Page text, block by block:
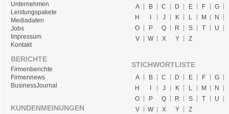
Unternehmen
Leistungspakete
Mediadaten
Jobs
Impressum
Kontakt
BERICHTE
Firmenberichte
Firmennews
BusinessJournal
KUNDENMEINUNGEN
A B C D E F
G
H
J K L M
N
O
P Q R S T
U
V
W X Y Z
STICHWORTLISTE
A B C D E F
G
H
I J K L M
N
O
P Q R S T
U
V
W X Y Z